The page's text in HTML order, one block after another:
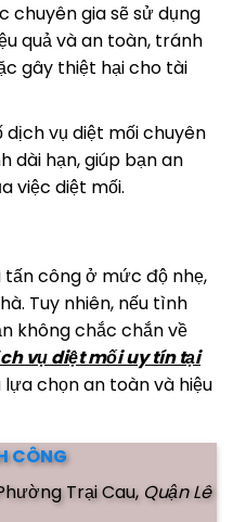
chuyên gia sẽ sử dụng
quả và an toàn, tránh
gây thiệt hại cho tài
dịch vụ diệt mối chuyên
dài hạn, giúp bạn an
việc diệt mối.
tấn công ở mức độ nhẹ,
Tuy nhiên, nếu tình
không chắc chắn về
vụdiệt mối uy tín tại
chọn an toàn và hiệu
CÔNG
Trại Cau, Quận Lê